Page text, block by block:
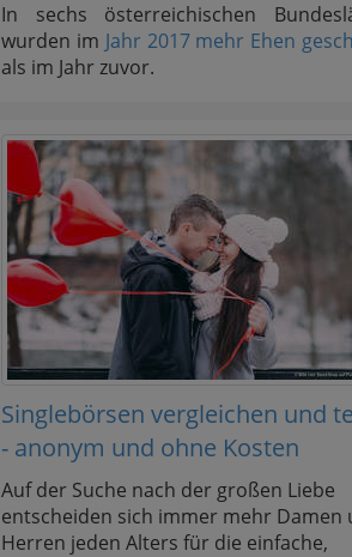
In sechs österreichischen
wurden im Jahr 2017 mehr Ehen
als im Jahr zuvor.
Singlebörsen vergleichen und
- anonym und ohne Kosten
Auf der Suche nach der großen Liebe
entscheiden sich immer mehr Damen
Herren jeden Alters für die einfache,